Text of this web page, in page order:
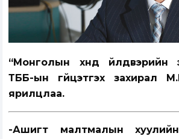
“Монголын хүнд үйлдвэрийн
ТББ-ын гүйцэтгэх захирал
ярилцлаа.
-Ашигт малтмалын